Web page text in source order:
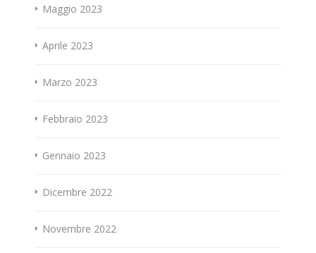
Maggio 2023
Aprile 2023
Marzo 2023
Febbraio 2023
Gennaio 2023
Dicembre 2022
Novembre 2022